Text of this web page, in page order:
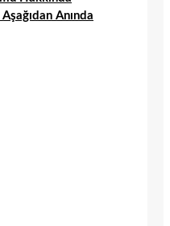
Aşağıdan Anında